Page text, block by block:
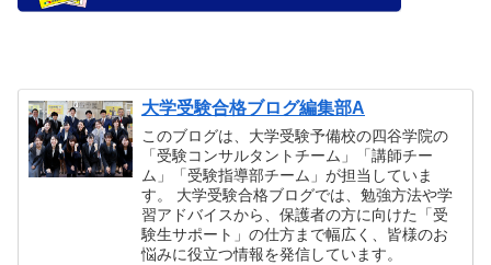
大学受験合格ブログ編集部A
このブログは、大学受験予備校の四谷学院の
「受験コンサルタントチーム」「講師チー
ム」「受験指導部チーム」が担当していま
す。 大学受験合格ブログでは、勉強方法や学
習アドバイスから、保護者の方に向けた「受
験生サポート」の仕方まで幅広く、皆様のお
悩みに役立つ情報を発信しています。